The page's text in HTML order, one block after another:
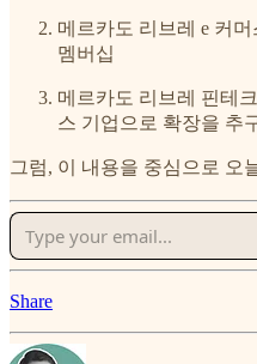
메르카도 리브레 e 커
멤버십
메르카도 리브레 핀테
스 기업으로 확장을 추
그럼, 이 내용을 중심으로 오
Share